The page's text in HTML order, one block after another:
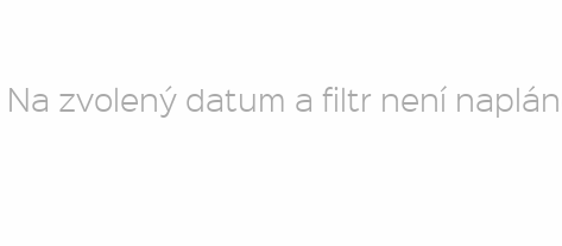
Na zvolený datum a filtr není